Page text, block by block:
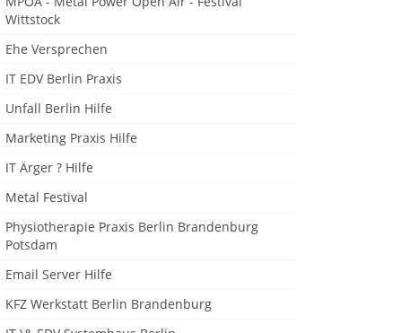
Wittstock
Ehe Versprechen
IT EDV Berlin Praxis
Unfall Berlin Hilfe
Marketing Praxis Hilfe
IT Ärger ? Hilfe
Metal Festival
Physiotherapie Praxis Berlin Brandenburg
Potsdam
Email Server Hilfe
KFZ Werkstatt Berlin Brandenburg